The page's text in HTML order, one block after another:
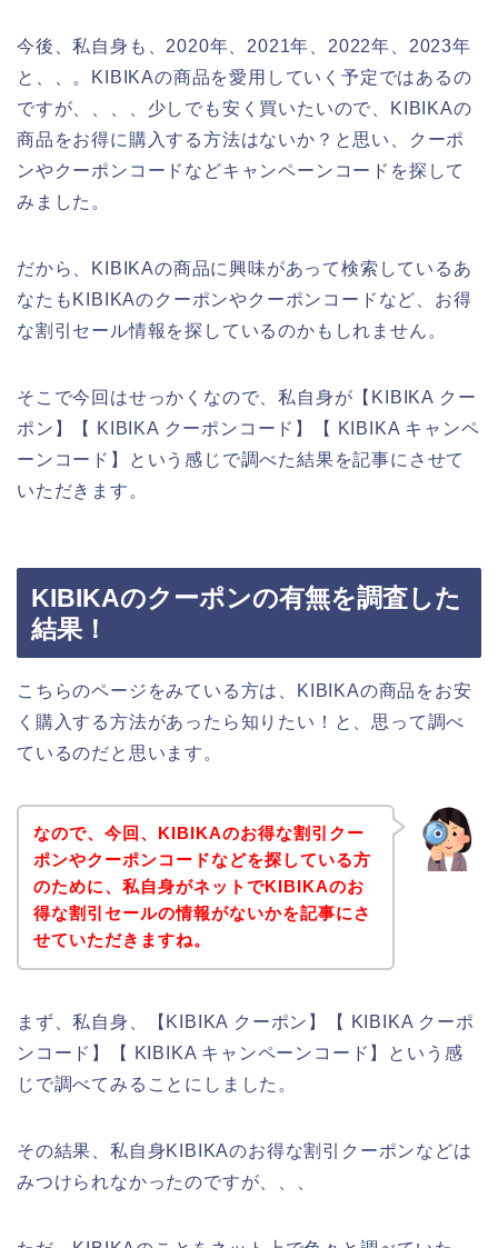
今後、私自身も、2020年、2021年、2022年、2023年
と、、。KIBIKAの商品を愛用していく予定ではあるの
ですが、、、、少しでも安く買いたいので、KIBIKAの
商品をお得に購入する方法はないか？と思い、クーポ
ンやクーポンコードなどキャンペーンコードを探して
みました。
だから、KIBIKAの商品に興味があって検索しているあ
なたもKIBIKAのクーポンやクーポンコードなど、お得
な割引セール情報を探しているのかもしれません。
そこで今回はせっかくなので、私自身が【KIBIKA クー
ポン】【 KIBIKA クーポンコード】【 KIBIKA キャンペ
ーンコード】という感じで調べた結果を記事にさせて
いただきます。
KIBIKAのクーポンの有無を調査した
結果！
こちらのページをみている方は、KIBIKAの商品をお安
く購入する方法があったら知りたい！と、思って調べ
ているのだと思います。
なので、今回、KIBIKAのお得な割引クー
ポンやクーポンコードなどを探している方
のために、私自身がネットでKIBIKAのお
得な割引セールの情報がないかを記事にさ
せていただきますね。
まず、私自身、【KIBIKA クーポン】【 KIBIKA クーポ
ンコード】【 KIBIKA キャンペーンコード】という感
じで調べてみることにしました。
その結果、私自身KIBIKAのお得な割引クーポンなどは
みつけられなかったのですが、、、